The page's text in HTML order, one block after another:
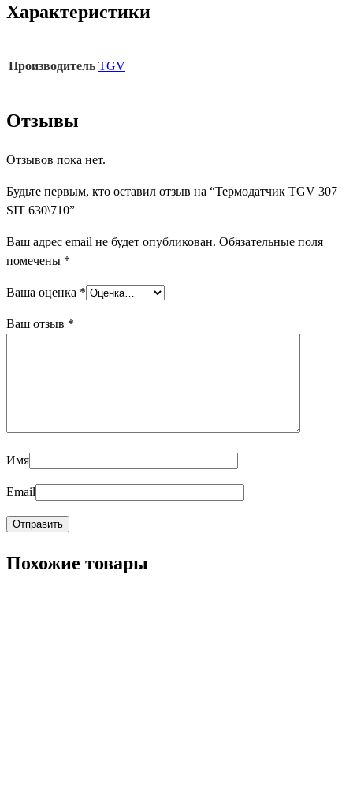
Характеристики
Производитель TGV
Отзывы
Отзывов пока нет.
Будьте первым, кто оставил отзыв на “Термодатчик TGV 307
SIT 630\710”
Ваш адрес email не будет опубликован. Обязательные поля
помечены *
Ваша оценка *
Ваш отзыв *
Имя
Email
Похожие товары